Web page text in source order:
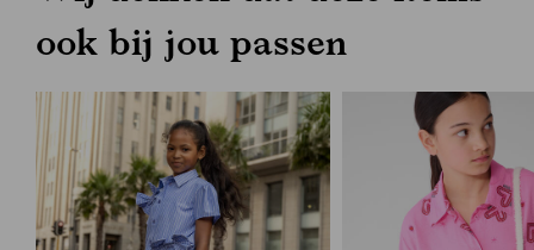
ook bij jou passen